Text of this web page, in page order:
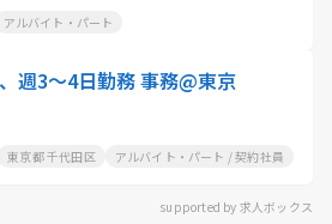
アルバイト・パート
週3～4日勤務 事務@東京
東京都 千代田区 アルバイト・パート / 契約社員
supported by 求人ボックス